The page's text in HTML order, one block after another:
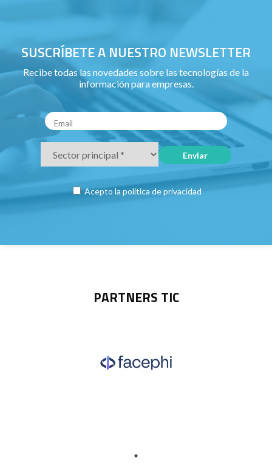
SUSCRÍBETE A NUESTRO NEWSLETTER
Recibe todas las novedades sobre las tecnologías de la
información para empresas.
Acepto la política de privacidad
PARTNERS TIC